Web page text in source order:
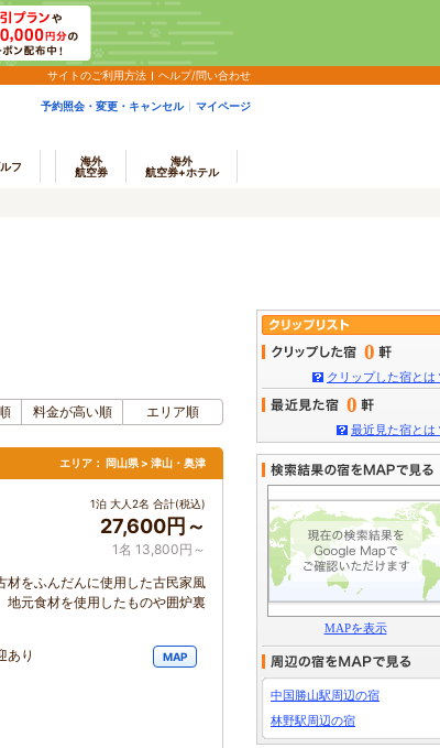
サイトのご利用方法 ヘルプ/問い合わせ
予約照会・変更・キャンセル マイページ
フ
海外
航空券
海外
航空券+ホテル
料金が高い順 エリア順
エリア： 岡山県 > 津山・奥津
1泊 大人2名 合計(税込)
27,600円～
1名 13,800円～
材をふんだんに使用した古民家風
地元食材を使用したものや囲炉裏
あり MAP
0
クリップした宿とは
0
最近見た宿とは
MAPを表示
中国勝山駅周辺の宿
林野駅周辺の宿